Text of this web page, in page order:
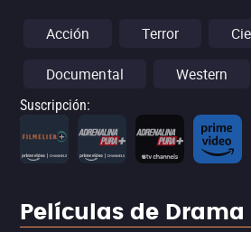
Acción Terror
Documental Western
Suscripción:
Películas de